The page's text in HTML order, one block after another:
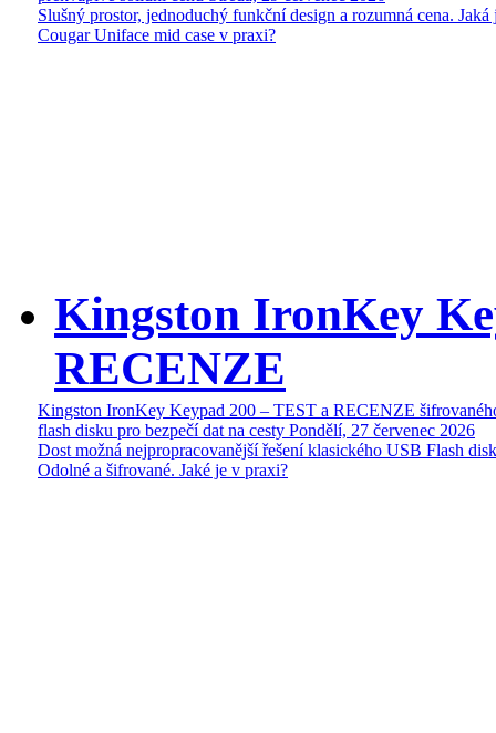
Slušný prostor, jednoduchý funkční design a rozumná cena. Jaká
Cougar Uniface mid case v praxi?
Kingston IronKey
RECENZE
Kingston IronKey Keypad 200 – TEST a RECENZE
flash disku pro bezpečí dat na cesty Pondělí, 27 červenec 2026
Dost možná nejpropracovanější řešení klasického USB Flash
Odolné a šifrované. Jaké je v praxi?